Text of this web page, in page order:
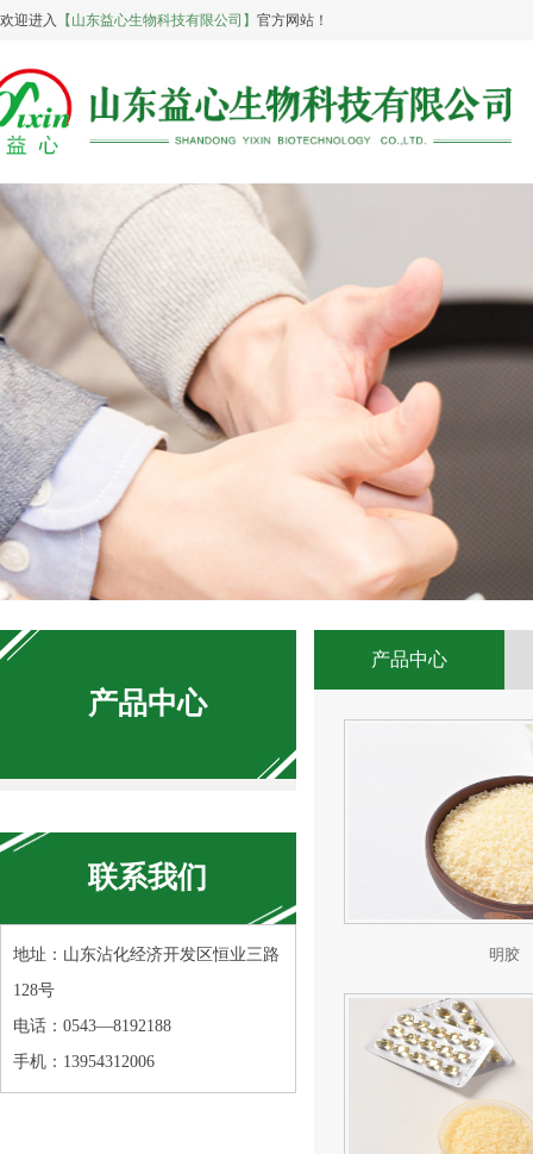
欢迎进入 【山东益心生物科技有限公司】 官方网站！
产品中心
联系我们
地址：山东沾化经济开发区恒业三路
128号
电话：0543—8192188
手机：13954312006
产品中心
明胶